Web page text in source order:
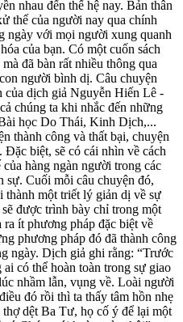
nhau đến thế hệ nay. Bản thân
thế của người nay qua chính
ngày với mọi người xung quanh
của bạn. Có một cuốn sách
đã bàn rất nhiều thông qua
người bình dị. Câu chuyện
của dịch giả Nguyễn Hiến Lê -
chúng ta khi nhắc đến những
học Do Thái, Kinh Dịch,...
thành công và thất bại, chuyện
biệt, sẽ có cái nhìn về cách
hàng ngàn người trong các
sự. Cuối mỗi câu chuyện đó,
thành một triết lý giản dị về sự
được trình bày chỉ trong một
ít phương pháp đặc biệt về
phương pháp đó đã thành công
ngày. Dịch giả ghi rằng: “Trước
có thể hoàn toàn trong sự giao
nhầm lẫn, vụng về. Loài người
đó rồi thì ta thấy tâm hồn nhẹ
dệt Ba Tư, họ cố ý để lại một